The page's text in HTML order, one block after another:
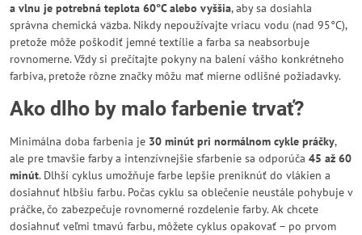
a vlnu je potrebná teplota 60°C alebo vyššia, aby sa dosiahla
správna chemická väzba. Nikdy nepoužívajte vriacu vodu (nad 95°C),
pretože môže poškodiť jemné textílie a farba sa neabsorbuje
rovnomerne. Vždy si prečítajte pokyny na balení vášho konkrétneho
farbiva, pretože rôzne značky môžu mať mierne odlišné požiadavky.
Ako dlho by malo farbenie trvať?
Minimálna doba farbenia je 30 minút pri normálnom cykle práčky,
ale pre tmavšie farby a intenzívnejšie sfarbenie sa odporúča 45 až 60
minút. Dlhší cyklus umožňuje farbe lepšie preniknúť do vlákien a
dosiahnuť hlbšiu farbu. Počas cyklu sa oblečenie neustále pohybuje v
práčke, čo zabezpečuje rovnomerné rozdelenie farby. Ak chcete
dosiahnuť veľmi tmavú farbu, môžete cyklus opakovať – po prvom